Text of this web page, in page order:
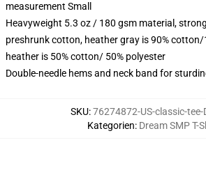
measurement Small
Heavyweight 5.3 oz / 180 gsm material,
preshrunk cotton, heather gray is 90% cotton/
heather is 50% cotton/ 50% polyester
Double-needle hems and neck band for
SKU:76274872-US-classic-tee-
Kategorien: Dream SMP T-